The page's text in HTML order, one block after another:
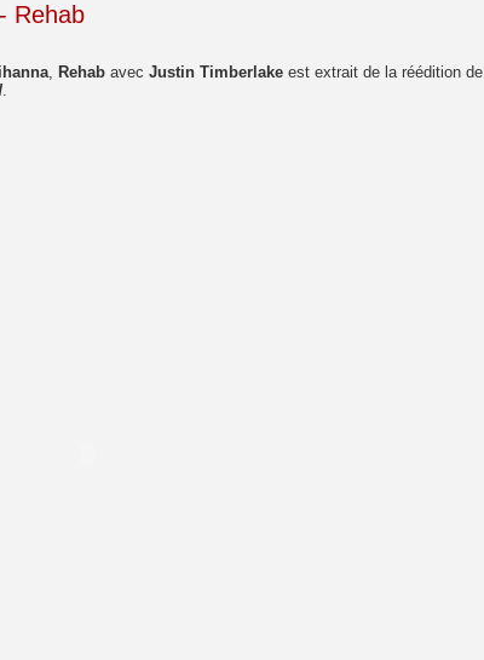
Rehab
, Rehab avec Justin Timberlake est extrait de la réédition de
.